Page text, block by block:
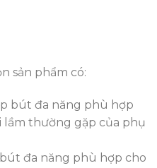
sản phẩm có:
đa năng phù hợp cho